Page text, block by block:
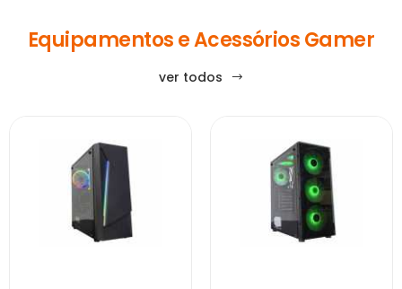
Equipamentos e Acessórios Gamer
ver todos